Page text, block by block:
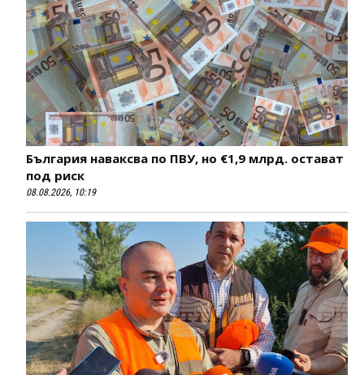
България наваксва по ПВУ, но €1,9 млрд. остават
под риск
08.08.2026, 10:19